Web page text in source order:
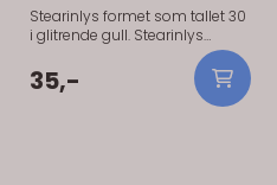
Stearinlys formet som tallet 30
i glitrende gull. Stearinlys
formet som tallet 30 i glitrende
gull. 7,5 cm høyt, ett lys i
pakken.
35,-